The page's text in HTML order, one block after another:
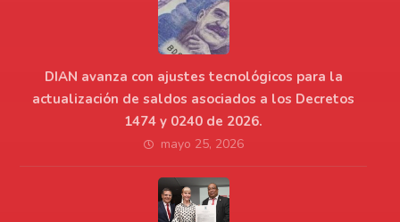
DIAN avanza con ajustes tecnológicos para la
actualización de saldos asociados a los Decretos
1474 y 0240 de 2026.
mayo 25, 2026